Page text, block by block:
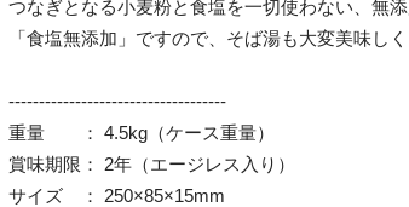
つなぎとなる小麦粉と食塩を一切使わない、無添
「食塩無添加」ですので、そば湯も大変美味しく
------------------------------------
重量 ： 4.5kg（ケース重量）
賞味期限： 2年（エージレス入り）
サイズ ： 250×85×15mm